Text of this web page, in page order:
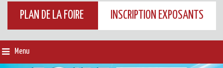
PLAN DE LA FOIRE INSCRIPTION EXPOSANTS
Menu